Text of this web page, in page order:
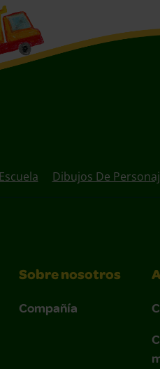
Dibujos De
Sobre nosotros
Compañía